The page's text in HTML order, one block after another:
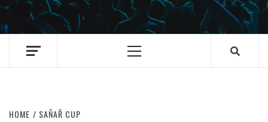
Primary
HOME SAŇAŘ CUP